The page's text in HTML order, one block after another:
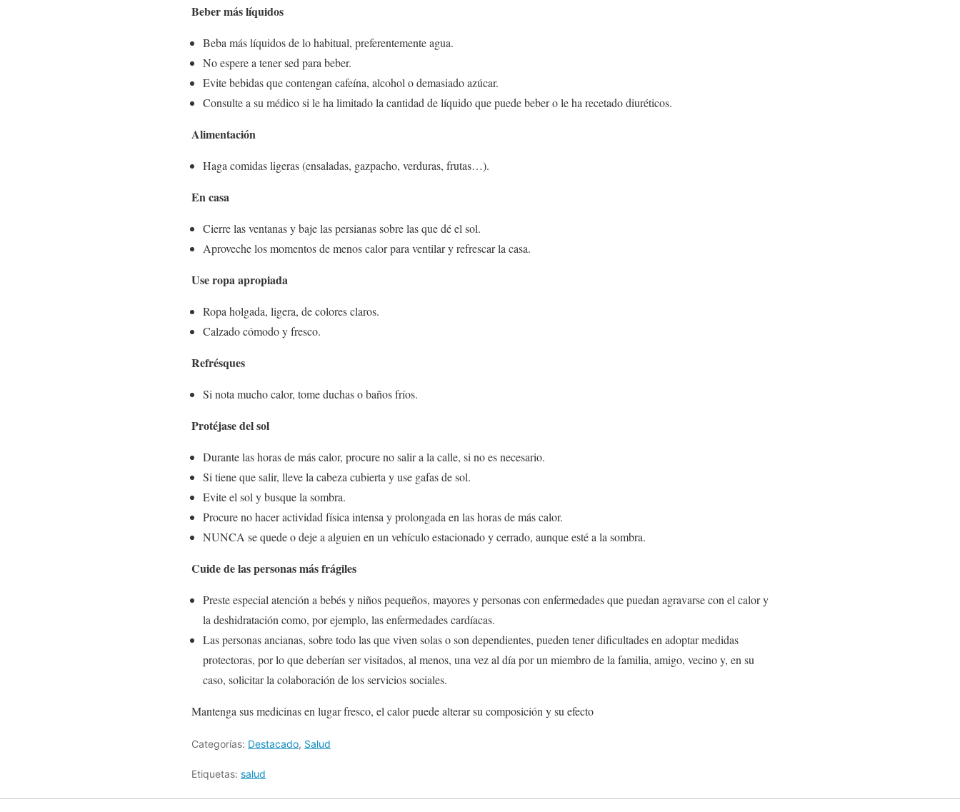
Beber más líquidos
Beba más líquidos de lo habitual, preferentemente agua.
No espere a tener sed para beber.
Evite bebidas que contengan cafeína, alcohol o demasiado azúcar.
Consulte a su médico si le ha limitado la cantidad de líquido que puede beber o le ha recetado diuréticos.
Alimentación
Haga comidas ligeras (ensaladas, gazpacho, verduras, frutas…).
En casa
Cierre las ventanas y baje las persianas sobre las que dé el sol.
Aproveche los momentos de menos calor para ventilar y refrescar la casa.
Use ropa apropiada
Ropa holgada, ligera, de colores claros.
Calzado cómodo y fresco.
Refrésques
Si nota mucho calor, tome duchas o baños fríos.
Protéjase del sol
Durante las horas de más calor, procure no salir a la calle, si no es necesario.
Si tiene que salir, lleve la cabeza cubierta y use gafas de sol.
Evite el sol y busque la sombra.
Procure no hacer actividad física intensa y prolongada en las horas de más calor.
NUNCA se quede o deje a alguien en un vehículo estacionado y cerrado, aunque esté a la sombra.
Cuide de las personas más frágiles
Preste especial atención a bebés y niños pequeños, mayores y personas con enfermedades que puedan agravarse con el calor y
la deshidratación como, por ejemplo, las enfermedades cardíacas.
Las personas ancianas, sobre todo las que viven solas o son dependientes, pueden tener dificultades en adoptar medidas
protectoras, por lo que deberían ser visitados, al menos, una vez al día por un miembro de la familia, amigo, vecino y, en su
caso, solicitar la colaboración de los servicios sociales.
Mantenga sus medicinas en lugar fresco, el calor puede alterar su composición y su efecto
Categorías: Destacado, Salud
Etiquetas: salud